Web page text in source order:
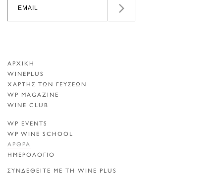
ΑΡΧΙΚΗ
WINEPLUS
ΧΑΡΤΗΣ ΤΩΝ ΓΕΥΣΕΩΝ
WP MAGAZINE
WINE CLUB
WP EVENTS
WP WINE SCHOOL
ΑΡΘΡΑ
ΗΜΕΡΟΛΟΓΙΟ
ΣΥΝΔΕΘΕΙΤΕ ΜΕ ΤΗ WINE PLUS